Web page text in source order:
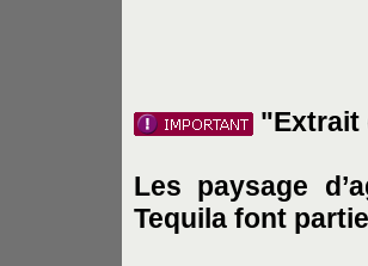
"Extrait
Les paysage
Tequila font